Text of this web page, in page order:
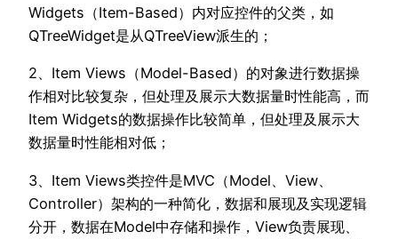
Widgets（Item-Based）内对应控件的父类，如
QTreeWidget是从QTreeView派生的；
2、Item Views（Model-Based）的对象进行数据操
作相对比较复杂，但处理及展示大数据量时性能高，而
Item Widgets的数据操作比较简单，但处理及展示大
数据量时性能相对低；
3、Item Views类控件是MVC（Model、View、
Controller）架构的一种简化，数据和展现及实现逻辑
分开，数据在Model中存储和操作，View负责展现、